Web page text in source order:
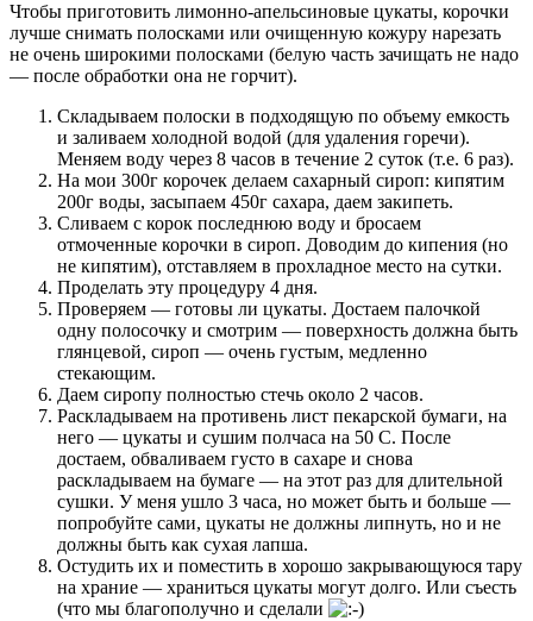
Чтобы приготовить лимонно-апельсиновые цукаты, корочки
лучше снимать полосками или очищенную кожуру нарезать
не очень широкими полосками (белую часть зачищать не надо
— после обработки она не горчит).
Складываем полоски в подходящую по объему емкость
и заливаем холодной водой (для удаления горечи).
Меняем воду через 8 часов в течение 2 суток (т.е. 6 раз).
На мои 300г корочек делаем сахарный сироп: кипятим
200г воды, засыпаем 450г сахара, даем закипеть.
Сливаем с корок последнюю воду и бросаем
отмоченные корочки в сироп. Доводим до кипения (но
не кипятим), отставляем в прохладное место на сутки.
Проделать эту процедуру 4 дня.
Проверяем — готовы ли цукаты. Достаем палочкой
одну полосочку и смотрим — поверхность должна быть
глянцевой, сироп — очень густым, медленно
стекающим.
Даем сиропу полностью стечь около 2 часов.
Раскладываем на противень лист пекарской бумаги, на
него — цукаты и сушим полчаса на 50 С. После
достаем, обваливаем густо в сахаре и снова
раскладываем на бумаге — на этот раз для длительной
сушки. У меня ушло 3 часа, но может быть и больше —
попробуйте сами, цукаты не должны липнуть, но и не
должны быть как сухая лапша.
Остудить их и поместить в хорошо закрывающуюся тару
на храние — храниться цукаты могут долго. Или съесть
(что мы благополучно и сделали